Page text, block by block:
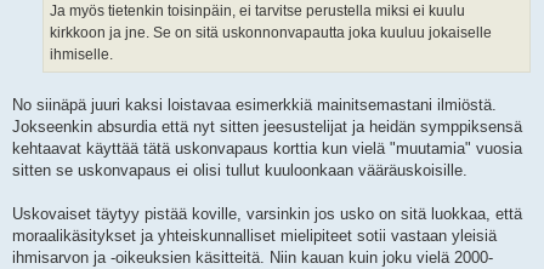
Ja myös tietenkin toisinpäin, ei tarvitse perustella miksi ei kuulu
kirkkoon ja jne. Se on sitä uskonnonvapautta joka kuuluu jokaiselle
ihmiselle.
No siinäpä juuri kaksi loistavaa esimerkkiä mainitsemastani ilmiöstä.
Jokseenkin absurdia että nyt sitten jeesustelijat ja heidän symppiksensä
kehtaavat käyttää tätä uskonvapaus korttia kun vielä "muutamia" vuosia
sitten se uskonvapaus ei olisi tullut kuuloonkaan vääräuskoisille.
Uskovaiset täytyy pistää koville, varsinkin jos usko on sitä luokkaa, että
moraalikäsitykset ja yhteiskunnalliset mielipiteet sotii vastaan yleisiä
ihmisarvon ja -oikeuksien käsitteitä. Niin kauan kuin joku vielä 2000-